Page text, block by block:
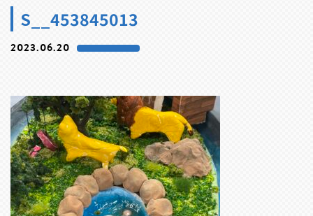
S__453845013
2023.06.20